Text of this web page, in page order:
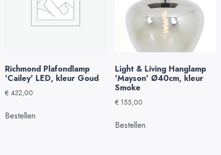
Richmond Plafondlamp
'Cailey' LED, kleur Goud
€ 432,00
Bestellen
Light & Living Hanglamp
'Mayson' Ø40cm, kleur
Smoke
€ 155,00
Bestellen